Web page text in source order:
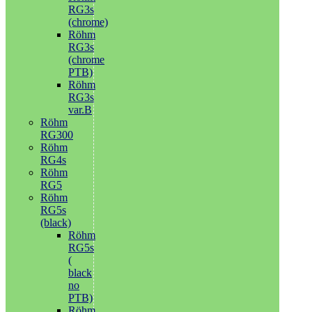
RG3s
(chrome)
Röhm
RG3s
(chrome
PTB)
Röhm
RG3s
var.B
Röhm
RG300
Röhm
RG4s
Röhm
RG5
Röhm
RG5s
(black)
Röhm
RG5s
(
black
no
PTB)